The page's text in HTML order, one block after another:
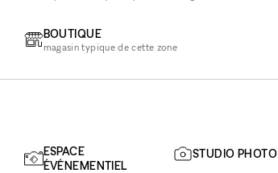
BOUTIQUE
magasin typique de cette zone
ESPACE
ÉVÉNEMENTIEL
STUDIO PHOTO